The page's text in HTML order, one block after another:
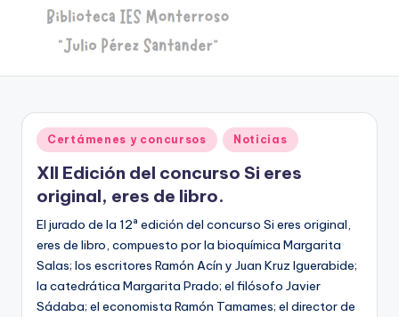
b
li
o
t
e
c
a
Santander"
Publicado
en
Certámenes y concursos Noticias
XII Edición del concurso Si eres
original, eres de libro.
El jurado de la 12ª edición del concurso Si eres original,
eres de libro, compuesto por la bioquímica Margarita
Salas; los escritores Ramón Acín y Juan Kruz Iguerabide;
la catedrática Margarita Prado; el filósofo Javier
Sádaba; el economista Ramón Tamames; el director de